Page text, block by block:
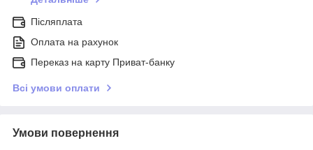
Післяплата
Оплата на рахунок
Переказ на карту Приват-банку
Всі умови оплати
Умови повернення